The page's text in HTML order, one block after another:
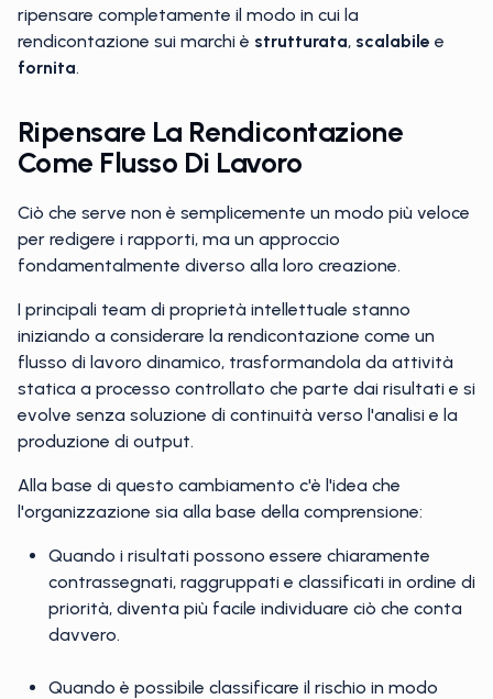
ripensare completamente il modo in cui la
rendicontazione sui marchi è strutturata, scalabile e
fornita.
Ripensare La Rendicontazione
Come Flusso Di Lavoro
Ciò che serve non è semplicemente un modo più veloce
per redigere i rapporti, ma un approccio
fondamentalmente diverso alla loro creazione.
I principali team di proprietà intellettuale stanno
iniziando a considerare la rendicontazione come un
flusso di lavoro dinamico, trasformandola da attività
statica a processo controllato che parte dai risultati e si
evolve senza soluzione di continuità verso l'analisi e la
produzione di output.
Alla base di questo cambiamento c'è l'idea che
l'organizzazione sia alla base della comprensione:
Quando i risultati possono essere chiaramente
contrassegnati, raggruppati e classificati in ordine di
priorità, diventa più facile individuare ciò che conta
davvero.
Quando è possibile classificare il rischio in modo